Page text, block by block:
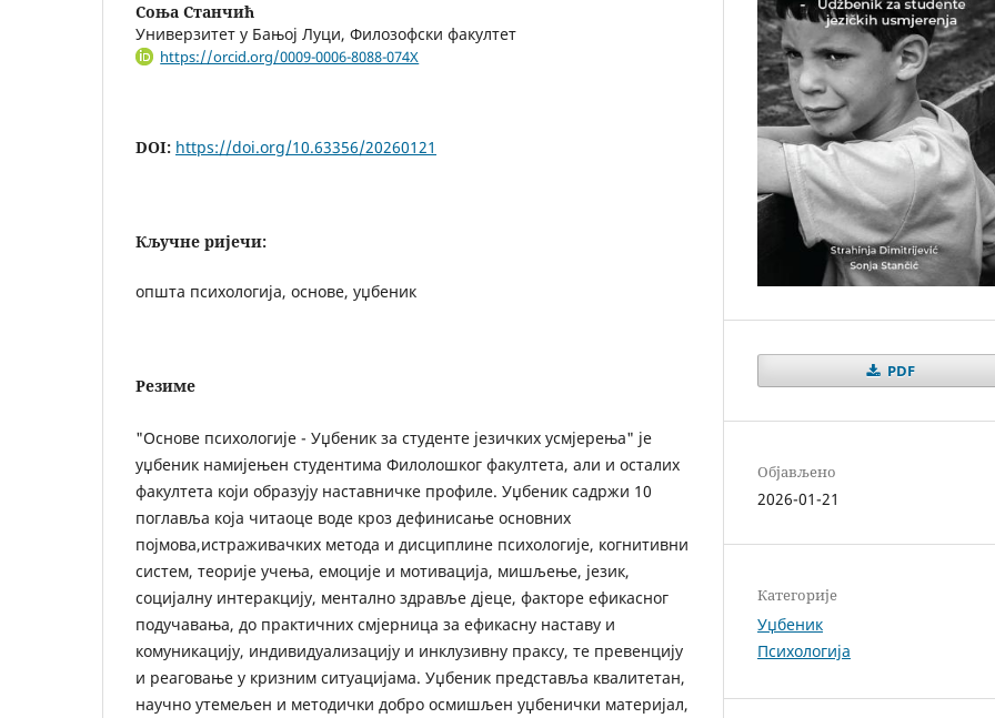
Соња Станчић
Универзитет у Бањој Луци, Филозофски факултет
https://orcid.org/0009-0006-8088-074X
DOI: https://doi.org/10.63356/20260121
Кључне ријечи:
општа психологија, основе, уџбеник
Резиме
"Основе психологије - Уџбеник за студенте језичких усмјерења" је
уџбеник намијењен студентима Филолошког факултета, али и осталих
факултета који образују наставничке профиле. Уџбеник садржи 10
поглавља која читаоце воде кроз дефинисање основних
појмова,истраживачких метода и дисциплине психологије, когнитивни
систем, теорије учења, емоције и мотивација, мишљење, језик,
социјалну интеракцију, ментално здравље дјеце, факторе ефикасног
подучавања, до практичних смјерница за ефикасну наставу и
комуникацију, индивидуализацију и инклузивну праксу, те превенцију
и реаговање у кризним ситуацијама. Уџбеник представља квалитетан,
научно утемељен и методички добро осмишљен уџбенички материјал,
PDF
Објављено
2026-01-21
Категорије
Уџбеник
Психологија